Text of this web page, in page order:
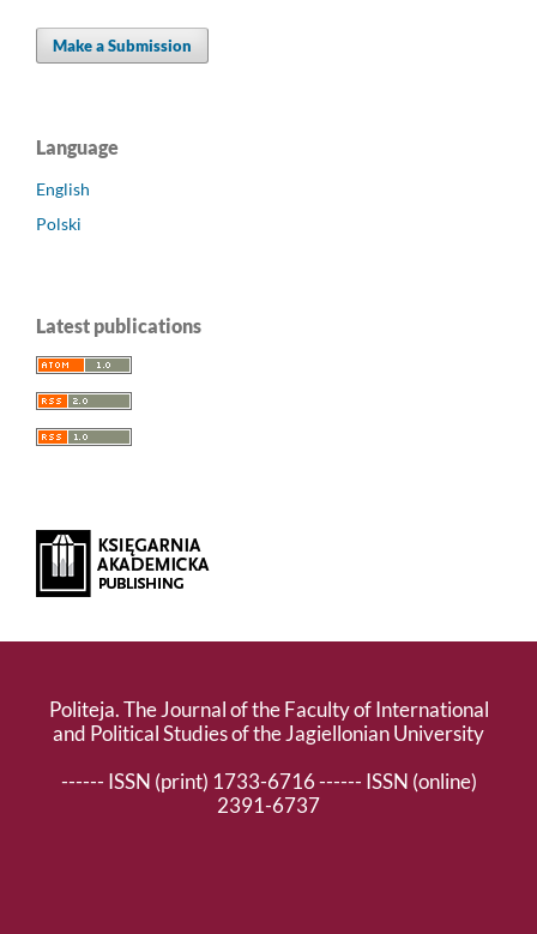
Make a Submission
Language
English
Polski
Latest publications
Politeja. The Journal of the Faculty of International
and Political Studies of the Jagiellonian University
------ ISSN (print) 1733-6716 ------ ISSN (online)
2391-6737